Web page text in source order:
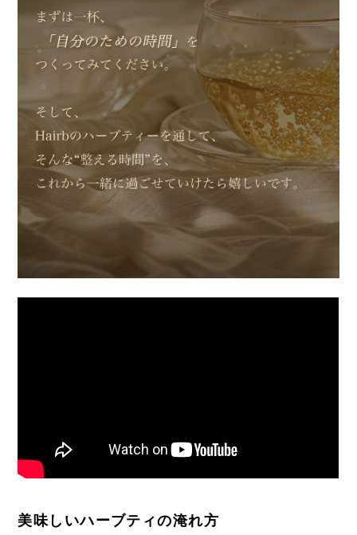
美味しいハーブティの淹れ方